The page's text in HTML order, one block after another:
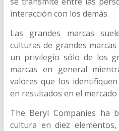
interacción con los demás.
Las grandes marcas
culturas de grandes
un privilegio sólo de los
marcas en general
valores que los
en resultados en el
The Beryl Companies ha
cultura en diez elementos,